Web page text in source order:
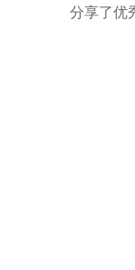
分享了优